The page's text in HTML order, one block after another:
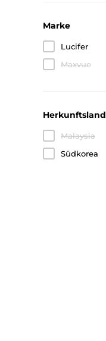
Marke
Lucifer
Maxvue
Herkunftsland
Malaysia
Südkorea